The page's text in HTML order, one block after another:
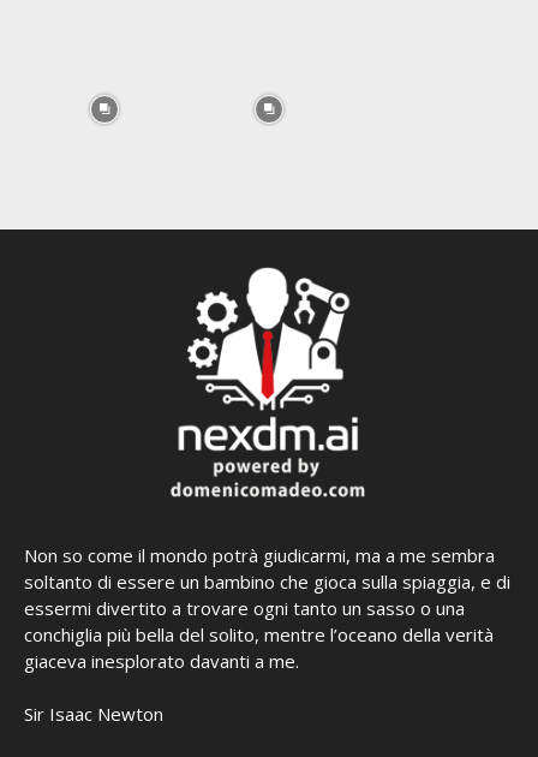
Non so come il mondo potrà giudicarmi, ma a me sembra
soltanto di essere un bambino che gioca sulla spiaggia, e di
essermi divertito a trovare ogni tanto un sasso o una
conchiglia più bella del solito, mentre l’oceano della verità
giaceva inesplorato davanti a me.
Sir Isaac Newton